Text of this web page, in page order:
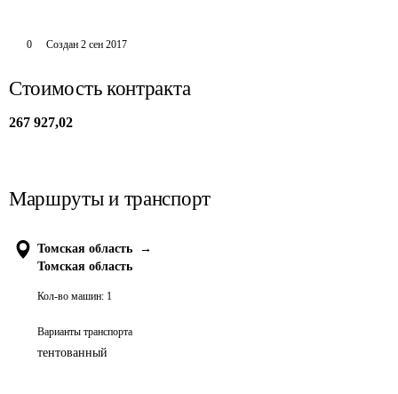
0 Создан 2 сен 2017
Стоимость контракта
267 927,02
Маршруты и транспорт
Томская область
→
Томская область
Кол-во машин: 1
Варианты транспорта
тентованный